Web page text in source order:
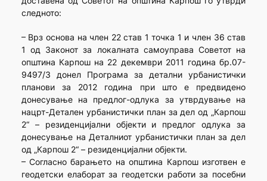
следното:
– Врз основа на член 22 став 1 точка 1 и член 36 став
1 од Законот за локалната самоуправа Советот на
општина Карпош на 22 декември 2011 година бр.07-
9497/3 донел Програма за детални урбанистички
планови за 2012 година при што е предвидено
донесување на предлог-одлука за утврдување на
нацрт-Детален урбанистички план за дел од „Карпош
2“ – резиденцијални објекти и предлог одлука за
донесување на Деталниот урбанистички план за дел
од „Карпош 2“ – резиденцијални објекти.
– Согласно барањето на општина Карпош изготвен е
геодетски елаборат за геодетски работи за посебни